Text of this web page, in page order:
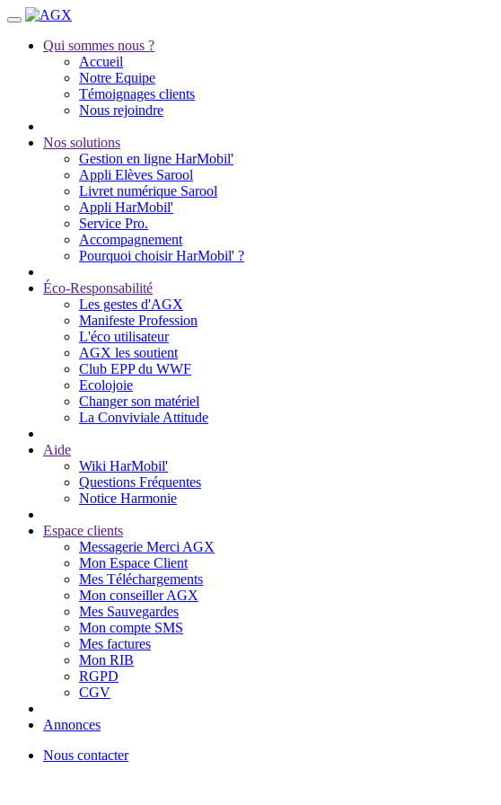
Qui sommes nous ?
Accueil
Notre Equipe
Témoignages clients
Nous rejoindre
Nos solutions
Gestion en ligne HarMobil'
Appli Elèves Sarool
Livret numérique Sarool
Appli HarMobil'
Service Pro.
Accompagnement
Pourquoi choisir HarMobil' ?
Éco-Responsabilité
Les gestes d'AGX
Manifeste Profession
L'éco utilisateur
AGX les soutient
Club EPP du WWF
Ecolojoie
Changer son matériel
La Conviviale Attitude
Aide
Wiki HarMobil'
Questions Fréquentes
Notice Harmonie
Espace clients
Messagerie Merci AGX
Mon Espace Client
Mes Téléchargements
Mon conseiller AGX
Mes Sauvegardes
Mon compte SMS
Mes factures
Mon RIB
RGPD
CGV
Annonces
Nous contacter